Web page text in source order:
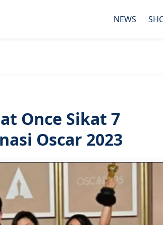
NEWS
Once Sikat 7
Oscar 2023